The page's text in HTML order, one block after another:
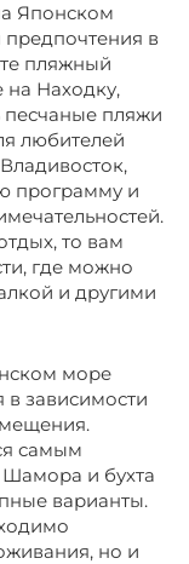
Японском
в
пляжный
на Находку,
песчаные пляжи
любителей
программу и
то вам
где можно
и другими
море
в зависимости
самым
и бухта
варианты.
но и